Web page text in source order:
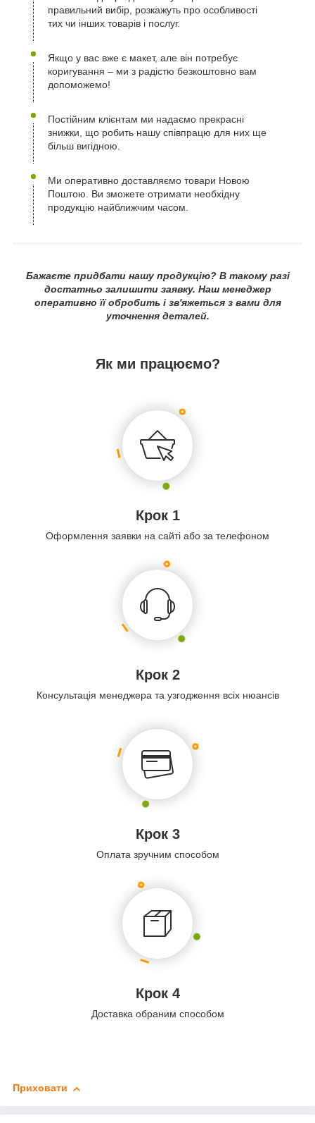
правильний вибір, розкажуть про особливості
тих чи інших товарів і послуг.
Якщо у вас вже є макет, але він потребує
коригування – ми з радістю безкоштовно вам
допоможемо!
Постійним клієнтам ми надаємо прекрасні
знижки, що робить нашу співпрацю для них ще
більш вигідною.
Ми оперативно доставляємо товари Новою
Поштою. Ви зможете отримати необхідну
продукцію найближчим часом.
Бажаєте придбати нашу продукцію? В такому разі
достатньо залишити заявку. Наш менеджер
оперативно її обробить і зв'яжеться з вами для
уточнення деталей.
Як ми працюємо?
Крок 1
Оформлення заявки на сайті або за телефоном
Крок 2
Консультація менеджера та узгодження всіх нюансів
Крок 3
Оплата зручним способом
Крок 4
Доставка обраним способом
Приховати